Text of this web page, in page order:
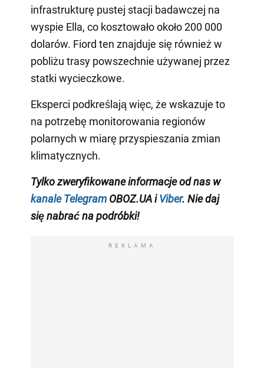
infrastrukturę pustej stacji badawczej na
wyspie Ella, co kosztowało około 200 000
dolarów. Fiord ten znajduje się również w
pobliżu trasy powszechnie używanej przez
statki wycieczkowe.
Eksperci podkreślają więc, że wskazuje to
na potrzebę monitorowania regionów
polarnych w miarę przyspieszania zmian
klimatycznych.
Tylko zweryfikowane informacje od nas w
kanale Telegram OBOZ.UA i Viber. Nie daj
się nabrać na podróbki!
REKLAMA